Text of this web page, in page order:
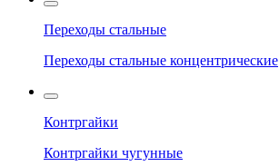
Переходы стальные
Переходы стальные концентрические
Контргайки
Контргайки чугунные